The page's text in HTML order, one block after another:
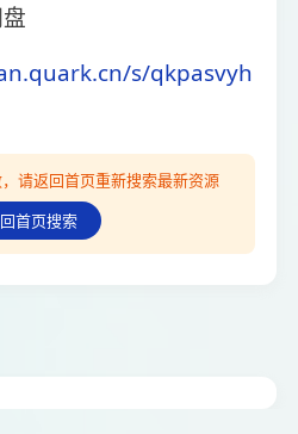
s/qkpasvyh
请返回首页重新搜索最新资源
首页搜索